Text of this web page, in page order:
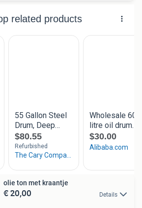
olie ton met kraantje
€ 20,00 Details